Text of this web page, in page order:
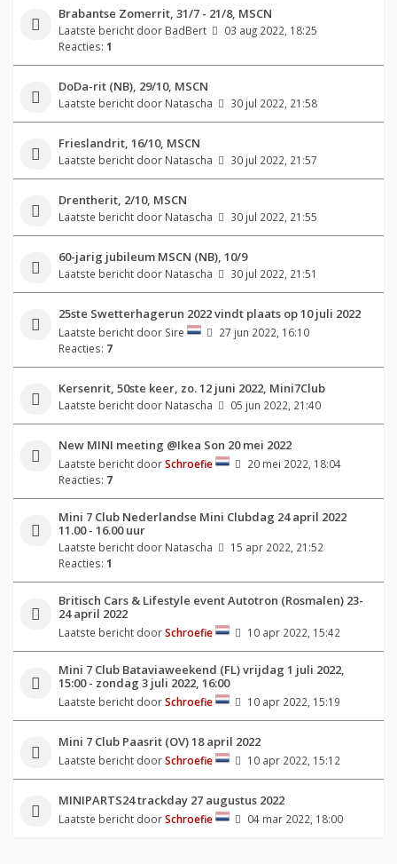
Brabantse Zomerrit, 31/7 - 21/8, MSCN
Laatste bericht door BadBert
03 aug 2022, 18:25
Reacties: 1
DoDa-rit (NB), 29/10, MSCN
Laatste bericht door Natascha 30 jul 2022, 21:58
Frieslandrit, 16/10, MSCN
Laatste bericht door Natascha 30 jul 2022, 21:57
Drentherit, 2/10, MSCN
Laatste bericht door Natascha 30 jul 2022, 21:55
60-jarig jubileum MSCN (NB), 10/9
Laatste bericht door Natascha 30 jul 2022, 21:51
25ste Swetterhagerun 2022 vindt plaats op 10 juli 2022
Laatste bericht door Sire
27 jun 2022, 16:10
Reacties: 7
Kersenrit, 50ste keer, zo. 12 juni 2022, Mini7Club
Laatste bericht door Natascha 05 jun 2022, 21:40
New MINI meeting @Ikea Son 20 mei 2022
Laatste bericht doorSchroefie
20 mei 2022, 18:04
Reacties: 7
Mini 7 Club Nederlandse Mini Clubdag 24 april 2022
11.00 - 16.00 uur
Laatste bericht door Natascha
15 apr 2022, 21:52
Reacties: 1
Britisch Cars & Lifestyle event Autotron (Rosmalen) 23-
24 april 2022
Laatste bericht doorSchroefie 10 apr 2022, 15:42
Mini 7 Club Bataviaweekend (FL) vrijdag 1 juli 2022,
15:00 - zondag 3 juli 2022, 16:00
Laatste bericht doorSchroefie 10 apr 2022, 15:19
Mini 7 Club Paasrit (OV) 18 april 2022
Laatste bericht doorSchroefie 10 apr 2022, 15:12
MINIPARTS24 trackday 27 augustus 2022
Laatste bericht doorSchroefie 04 mar 2022, 18:00